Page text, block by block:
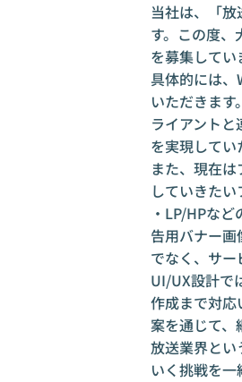
当社は、「
す。この度
を募集してい
具体的には
いただきま
ライアント
を実現してい
また、現在
していきたい
・LP/HPな
告用バナー
でなく、サー
UI/UX設計で
作成まで対応
案を通じて、
放送業界と
いく挑戦を一